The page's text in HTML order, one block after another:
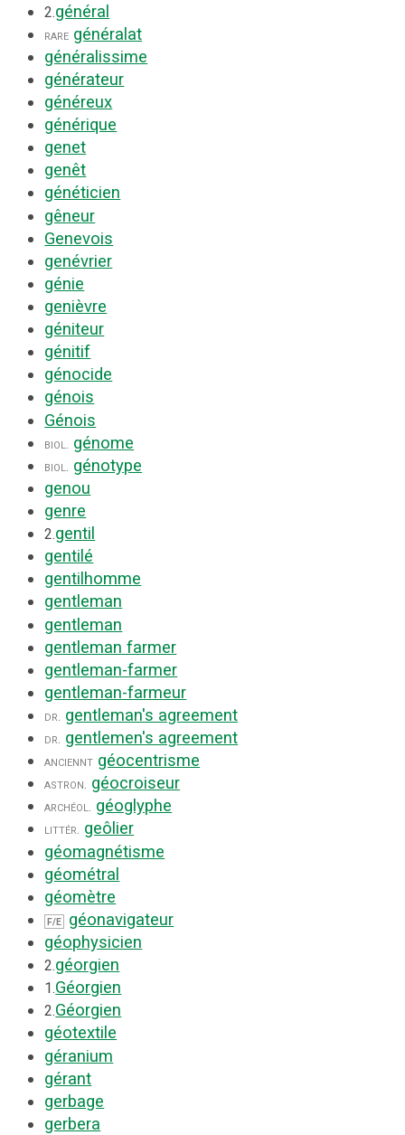
2.général
rare généralat
généralissime
générateur
généreux
générique
genet
genêt
généticien
gêneur
Genevois
genévrier
génie
genièvre
géniteur
génitif
génocide
génois
Génois
biol. génome
biol.
génotype
genou
genre
2.gentil
gentilé
gentilhomme
gentleman
gentleman
gentleman farmer
gentleman-farmer
gentleman-farmeur
dr. gentleman's agreement
dr. gentlemen's agreement
anciennt géocentrisme
astron. géocroiseur
archéol. géoglyphe
littér. geôlier
géomagnétisme
géométral
géomètre
F/E
géonavigateur
géophysicien
2.géorgien
1.Géorgien
2.Géorgien
géotextile
géranium
gérant
gerbage
gerbera